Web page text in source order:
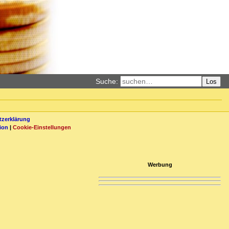
Suche: Los
| Cookie-Einstellungen
Werbung